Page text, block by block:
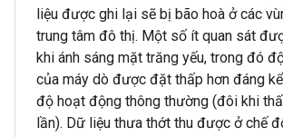
liệu được ghi lại sẽ bị bão hoà ở các
trung tâm đô thị. Một số ít quan sát
khi ánh sáng mặt trăng yếu, trong đó
của máy dò được đặt thấp hơn đáng
độ hoạt động thông thường (đôi khi
lần). Dữ liệu thưa thớt thu được ở chế